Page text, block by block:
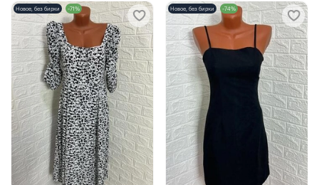
Новое, без бирки -71% Новое, без бирки -74%